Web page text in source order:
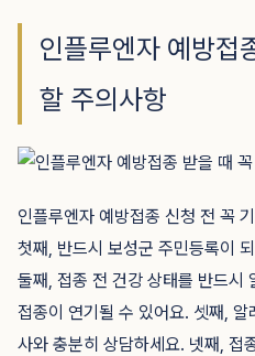
인플루엔자 예방접
할 주의사항
인플루엔자 예방접종 신청 전 꼭
첫째, 반드시 보성군 주민등록이
둘째, 접종 전 건강 상태를 반드시
접종이 연기될 수 있어요. 셋째, 알
사와 충분히 상담하세요. 넷째, 접